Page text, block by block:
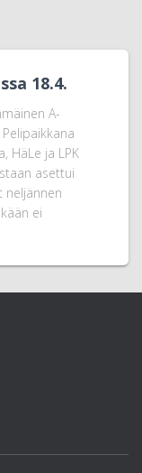
18.4.
A-
HäLe ja LPK
asettui
neljännen
ei